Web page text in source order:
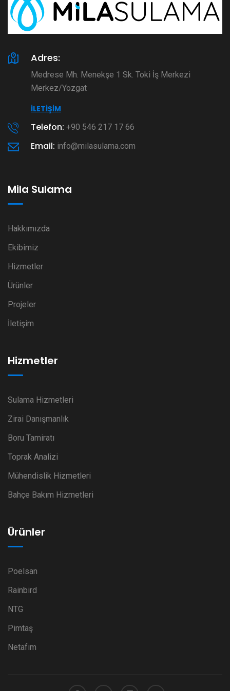
Adres:
Medrese Mh. Menekşe 1 Sk. Toki İş Merkezi
Merkez/Yozgat
İLETIŞIM
Telefon: +90 546 217 17 66
Email: info@milasulama.com
Mila Sulama
Hakkımızda
Ekibimiz
Hizmetler
Ürünler
Projeler
İletişim
Hizmetler
Sulama Hizmetleri
Zirai Danışmanlık
Boru Tamiratı
Toprak Analizi
Mühendislik Hizmetleri
Bahçe Bakım Hizmetleri
Ürünler
Poelsan
Rainbird
NTG
Pimtaş
Netafim